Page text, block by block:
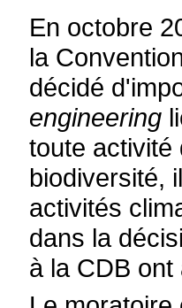
En octobre
la
décidé
engineering
toute activité
biodiversité,
activités
dans la
à la CDB